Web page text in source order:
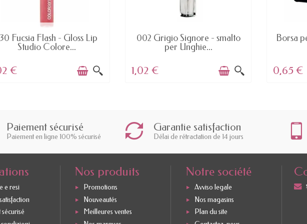
AVAILABLE
Fucsia Flash - Gloss Lip
Studio Colore...
€
AVAILABLE
002 Grigio Signore - smalto
per Unghie...
1,02 €
Borsa
0,65 €
Paiement sécurisé
Paiement en ligne 100% sécurisé
Garantie satisfaction
Délai de rétractation de 14 jours
e resi
Nos produits
Promotions
Nouveautés
Meilleures ventes
Notre société
Avviso legale
Nos magasins
Plan du site